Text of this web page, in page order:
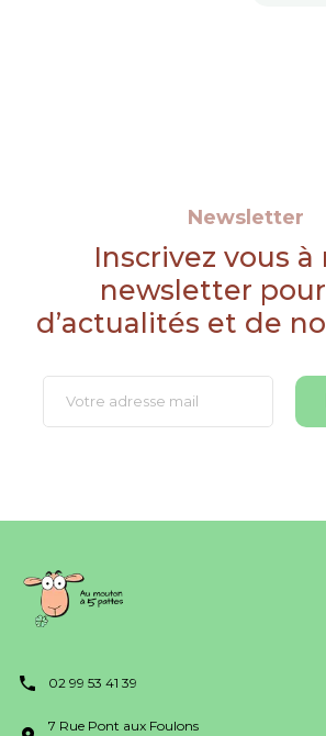
Newsletter
Inscrivez vous à
newsletter
d’actualités et de
02 99 53 41 39
7 Rue Pont aux Foulons